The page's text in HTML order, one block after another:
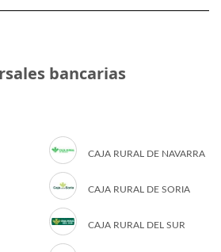
bancarias
CAJA RURAL DE NAVARRA
CAJA RURAL DE SORIA
CAJA RURAL DEL SUR